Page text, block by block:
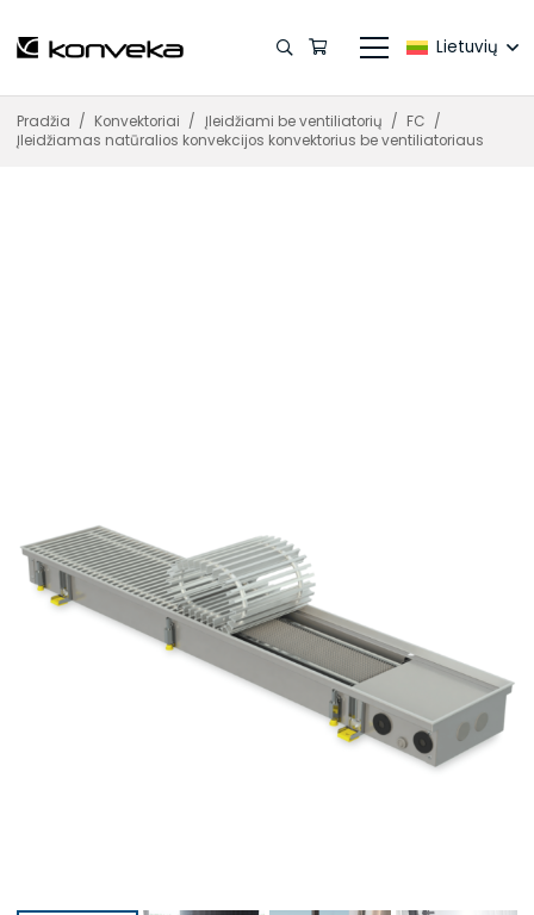
Lietuvių
Pradžia / Konvektoriai / Įleidžiami be ventiliatorių / FC /
Įleidžiamas natūralios konvekcijos konvektorius be ventiliatoriaus